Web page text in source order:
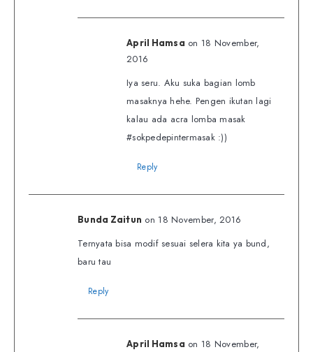
April Hamsa on 18 November,
2016
Iya seru. Aku suka bagian lomb
masaknya hehe. Pengen ikutan lagi
kalau ada acra lomba masak
#sokpedepintermasak :))
Reply
Bunda Zaitun on 18 November, 2016
Ternyata bisa modif sesuai selera kita ya bund,
baru tau
Reply
April Hamsa on 18 November,